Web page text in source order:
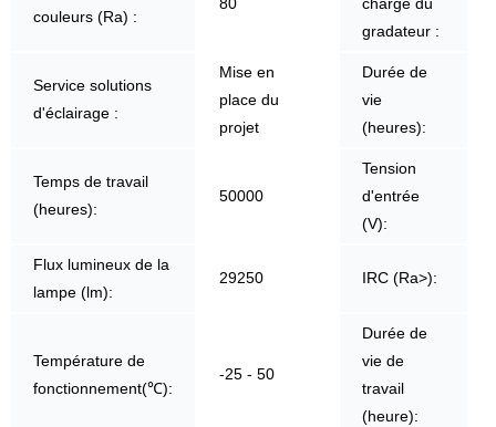
couleurs (Ra) :
80
charge du
gradateur :
Service solutions
d'éclairage :
Mise en
place du
projet
Durée de
vie
(heures):
Temps de travail
(heures):
50000
Tension
d'entrée
(V):
Flux lumineux de la
lampe (lm):
29250 IRC (Ra>):
Température de
fonctionnement(℃):
-25 - 50
Durée de
vie de
travail
(heure):